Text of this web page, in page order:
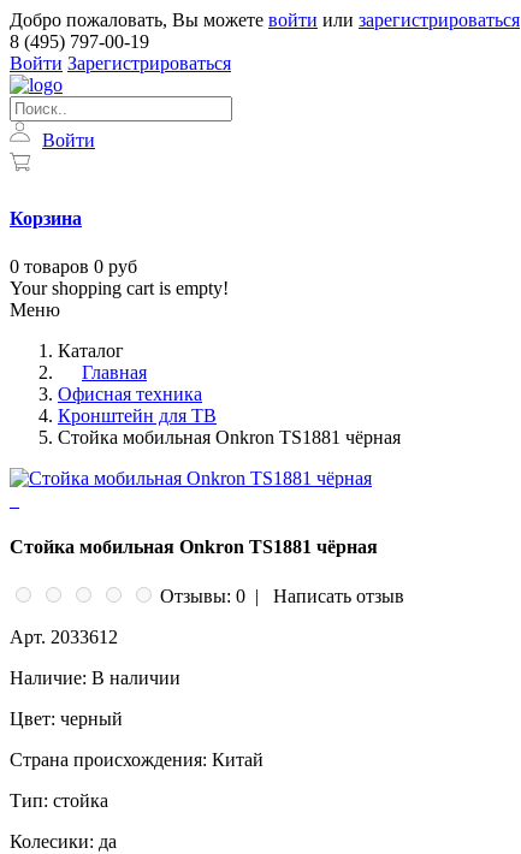
Добро пожаловать, Вы можете войти или зарегистрироваться
8 (495) 797-00-19
Войти Зарегистрироваться
Войти
Корзина
0 товаров 0 руб
Your shopping cart is empty!
Меню
Каталог
Главная
Офисная техника
Кронштейн для ТВ
Стойка мобильная Onkron TS1881 чёрная
Стойка мобильная Onkron TS1881 чёрная
Отзывы: 0 |
Написать отзыв
Арт. 2033612
Наличие: В наличии
Цвет: черный
Страна происхождения: Китай
Тип: стойка
Колесики: да